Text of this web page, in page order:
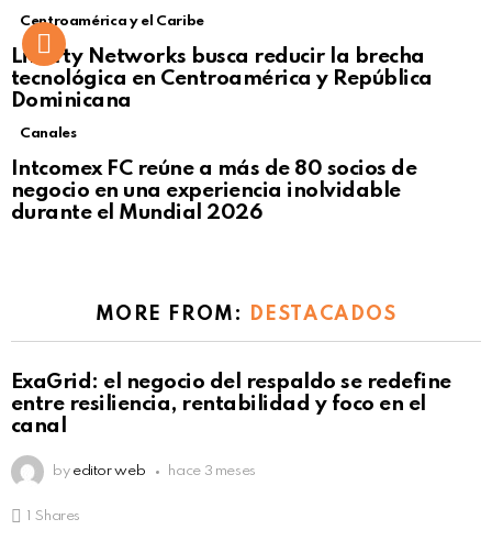
Centroamérica y el Caribe
Liberty Networks busca reducir la brecha
tecnológica en Centroamérica y República
Dominicana
Canales
Intcomex FC reúne a más de 80 socios de
negocio en una experiencia inolvidable
durante el Mundial 2026
MORE FROM: DESTACADOS
ExaGrid: el negocio del respaldo se redefine
entre resiliencia, rentabilidad y foco en el
canal
by editor web hace 3 meses
Shares